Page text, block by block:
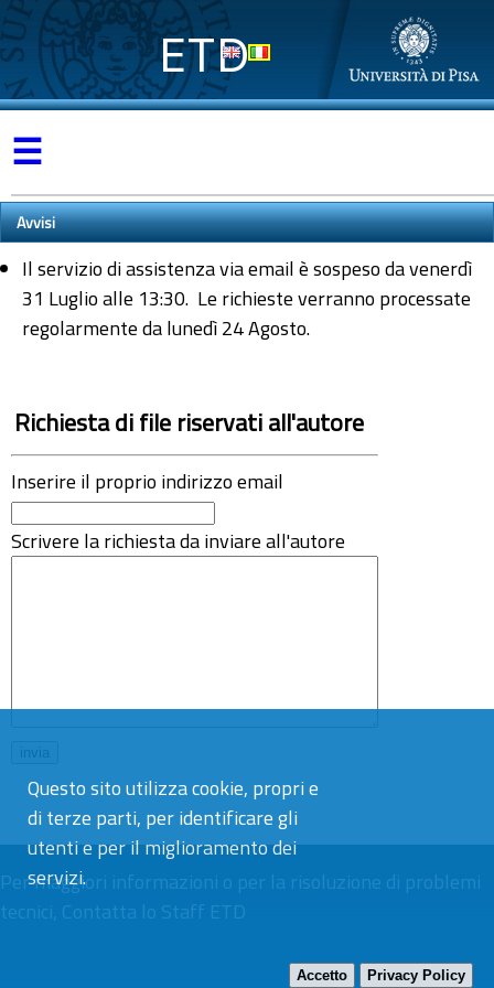
Questo sito utilizza cookie, propri e
di terze parti, per identificare gli
utenti e per il miglioramento dei
servizi.
Accetto Privacy Policy
ETD
☰
Avvisi
Il servizio di assistenza via email è sospeso da venerdì
31 Luglio alle 13:30. Le richieste verranno processate
regolarmente da lunedì 24 Agosto.
Richiesta di file riservati all'autore
Inserire il proprio indirizzo email
Scrivere la richiesta da inviare all'autore
Per maggiori informazioni o per la risoluzione di problemi
tecnici, Contatta lo Staff ETD